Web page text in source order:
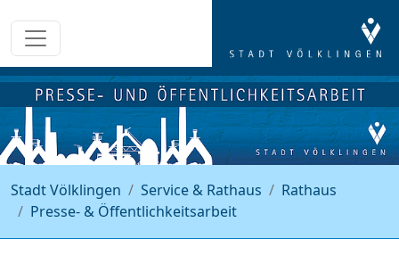
Stadt Völklingen Service & Rathaus
Rathaus
Presse- & Öffentlichkeitsarbeit